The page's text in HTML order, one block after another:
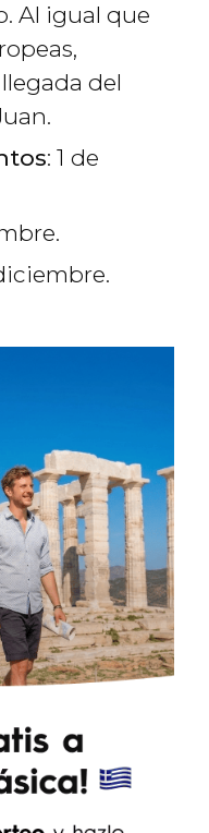
Al igual que
del
: 1 de